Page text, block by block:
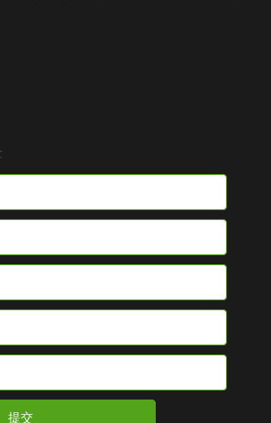
提交